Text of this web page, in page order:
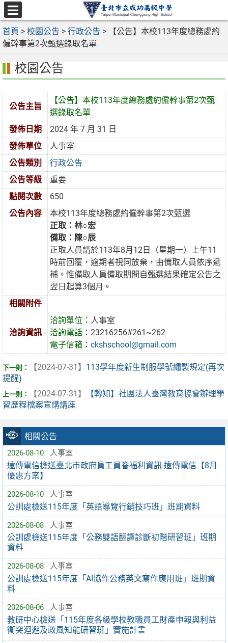
跳
至
主
要
區
選
單
首頁 > 校園公告 > 行政公告 >
【公告】本校113年度總務處約
僱幹事第2次甄選錄取名單
相關公告
2026-08-10 人事室
遠傳電信檢送臺北市政府員工員眷福利資訊-遠傳電信【8月
優惠方案】
2026-08-10 人事室
公訓處檢送115年度「英語導覽行銷技巧班」班期資料
2026-08-08 人事室
公訓處檢送115年度「公務雙語翻譯診斷初階研習班」班期
資料
2026-08-08 人事室
公訓處檢送115年度「AI協作公務英文寫作應用班」班期資
料
2026-08-06 人事室
教研中心檢送「115年度各級學校教職員工財產申報與利益
衝突迴避及政風知能研習班」實施計畫
校園公告
公告主旨
【公告】本校113年度總務處約僱幹事第2次甄
選錄取名單
發佈日期
2024 年 7 月 31 日
發佈單位
人事室
公告類別
行政公告
公告等級
重要
點閱次數
650
公告內容
本校113年度總務處約僱幹事第2次甄選
正取：林○宏
備取：陳○辰
正取人員請於113年8月12日（星期一）上午11
時前回覆，逾期者視同放棄，由備取人員依序遞
補。惟備取人員備取期間自甄選結果確定公告之
翌日起算3個月。
相關附件
洽詢資訊
洽詢單位： 人事室
洽詢電話：23216256#261~262
電子信箱：ckshschool@gmail.com
【2024-07-31】 113學年度新生制服學號繡製規定(再次
提醒)
【2024-07-31】
【轉知】社團法人臺灣教育協會辦理學
習歷程檔案宣講講座